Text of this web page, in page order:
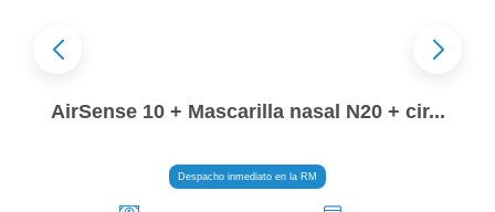
Lowenstein Smart Plus + mascarilla
Despacho inmediato en la RM